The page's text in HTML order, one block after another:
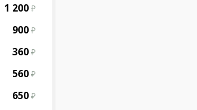
1 200
900
360
560
650